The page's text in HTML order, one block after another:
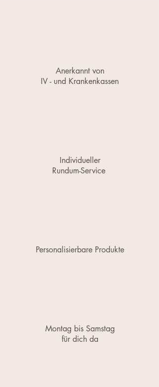
Anerkannt von
IV - und Krankenkassen
Individueller
Rundum-Service
Personalisierbare Produkte
Montag bis Samstag
für dich da